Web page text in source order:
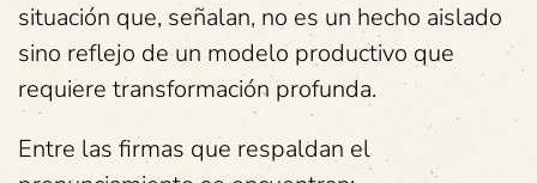
situación que, señalan, no es un hecho aislado
sino reflejo de un modelo productivo que
requiere transformación profunda.
Entre las firmas que respaldan el